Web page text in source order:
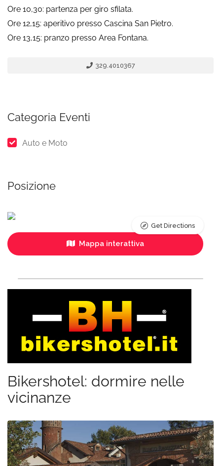
Ore 10,30: partenza per giro sfilata.
Ore 12,15: aperitivo presso Cascina San Pietro.
Ore 13,15: pranzo presso Area Fontana.
329.4010367
Categoria Eventi
Auto e Moto
Posizione
Mappa interattiva
Get Directions
Bikershotel: dormire nelle
vicinanze